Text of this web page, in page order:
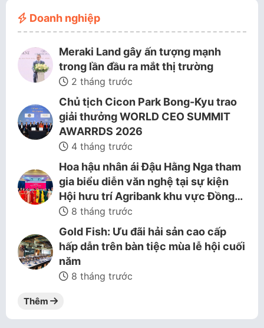
Doanh nghiệp
Meraki Land gây ấn tượng mạnh
trong lần đầu ra mắt thị trường
2 tháng trước
Chủ tịch Cicon Park Bong-Kyu trao
giải thưởng WORLD CEO SUMMIT
AWARRDS 2026
4 tháng trước
Hoa hậu nhân ái Đậu Hằng Nga tham
gia biểu diễn văn nghệ tại sự kiện
Hội hưu trí Agribank khu vực Đồng…
8 tháng trước
Gold Fish: Ưu đãi hải sản cao cấp
hấp dẫn trên bàn tiệc mùa lễ hội cuối
năm
8 tháng trước
Thêm